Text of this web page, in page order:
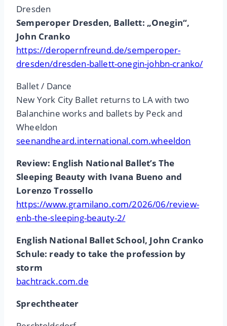
Dresden
Semperoper Dresden, Ballett: „Onegin“,
John Cranko
https://deropernfreund.de/semperoper-
dresden/dresden-ballett-onegin-johbn-cranko/
Ballet / Dance
New York City Ballet returns to LA with two
Balanchine works and ballets by Peck and
Wheeldon
seenandheard.international.com.wheeldon
Review: English National Ballet’s The
Sleeping Beauty with Ivana Bueno and
Lorenzo Trossello
https://www.gramilano.com/2026/06/review-
enb-the-sleeping-beauty-2/
English National Ballet School, John Cranko
Schule: ready to take the profession by
storm
bachtrack.com.de
Sprechtheater